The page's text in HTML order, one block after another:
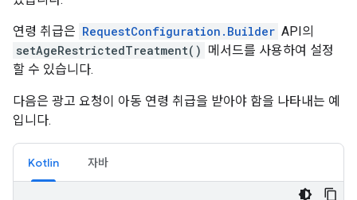
연령 취급은 RequestConfiguration.Builder API의
setAgeRestrictedTreatment() 메서드를 사용하여 설정
할 수 있습니다.
다음은 광고 요청이 아동 연령 취급을 받아야 함을 나타내는 예
입니다.
Kotlin 자바